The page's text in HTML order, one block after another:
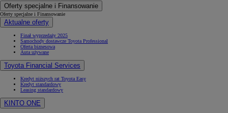
Oferty specjalne i Finansowanie
Oferty specjalne i Finansowanie
Aktualne oferty
Finał wyprzedaży 2025
Samochody dostawcze Toyota Professional
Oferta biznesowa
Auta używane
Toyota Financial Services
Kredyt niższych rat Toyota Easy
Kredyt standardowy
Leasing standardowy
KINTO ONE